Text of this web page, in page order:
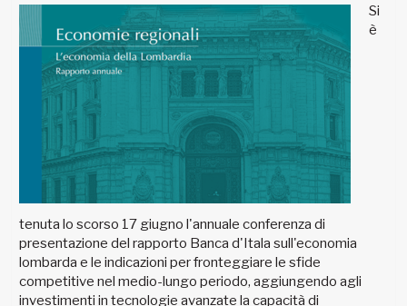
Si
è
tenuta lo scorso 17 giugno l'annuale conferenza di
presentazione del rapporto Banca d'Itala sull'economia
lombarda e le indicazioni per fronteggiare le sfide
competitive nel medio-lungo periodo, aggiungendo agli
investimenti in tecnologie avanzate la capacità di